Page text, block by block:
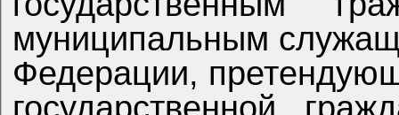
муниципальным
Федерации, претендующим на
государственной